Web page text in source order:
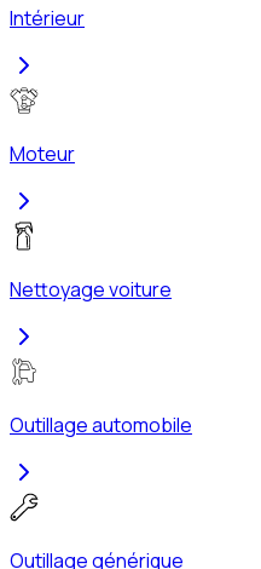
Intérieur
Moteur
Nettoyage voiture
Outillage automobile
Outillage générique